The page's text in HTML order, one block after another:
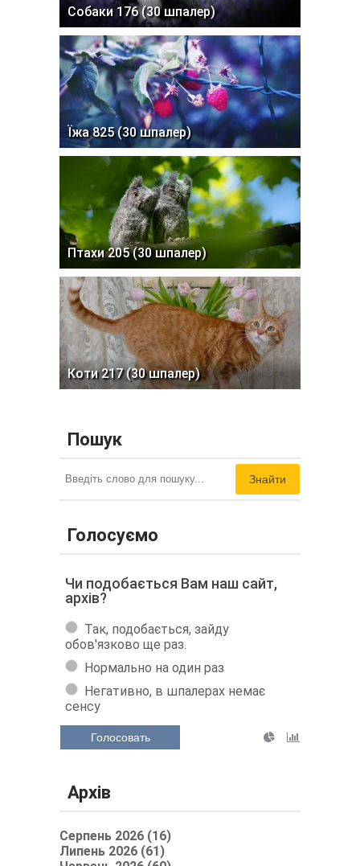
Собаки 176 (30 шпалер)
Їжа 825 (30 шпалер)
Птахи 205 (30 шпалер)
Коти 217 (30 шпалер)
Пошук
Знайти
Голосуємо
Чи подобається Вам наш сайт,
архів?
Так, подобається, зайду
обов'язково ще раз.
Нормально на один раз
Негативно, в шпалерах немає
сенсу
Голосовать
Архів
Серпень 2026 (16)
Липень 2026 (61)